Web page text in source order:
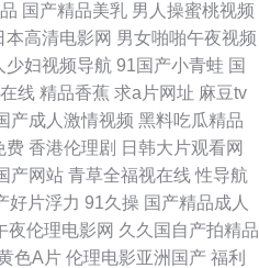
90p 岛国av搬运工 亚洲自蔚 吃瓜偷青
线 人人干aV 91伊人大香蕉 少妇精品
码影院 99热久 91免费入口观看 免费
欧美另类精品 av人人撸 97视频影院 三
国产精品美乳 男人操蜜桃视频
本高清电影网 男女啪啪午夜视频
少妇视频导航 91国产小青蛙 国
线 精品香蕉 求a片网址 麻豆tv
产成人激情视频 黑料吃瓜精品
费 香港伦理剧 日韩大片观看网
产网站 青草全福视在线 性导航
好片浮力 91久操 国产精品成人
夜伦理电影网 久久国自产拍精品
色A片 伦理电影亚洲国产 福利